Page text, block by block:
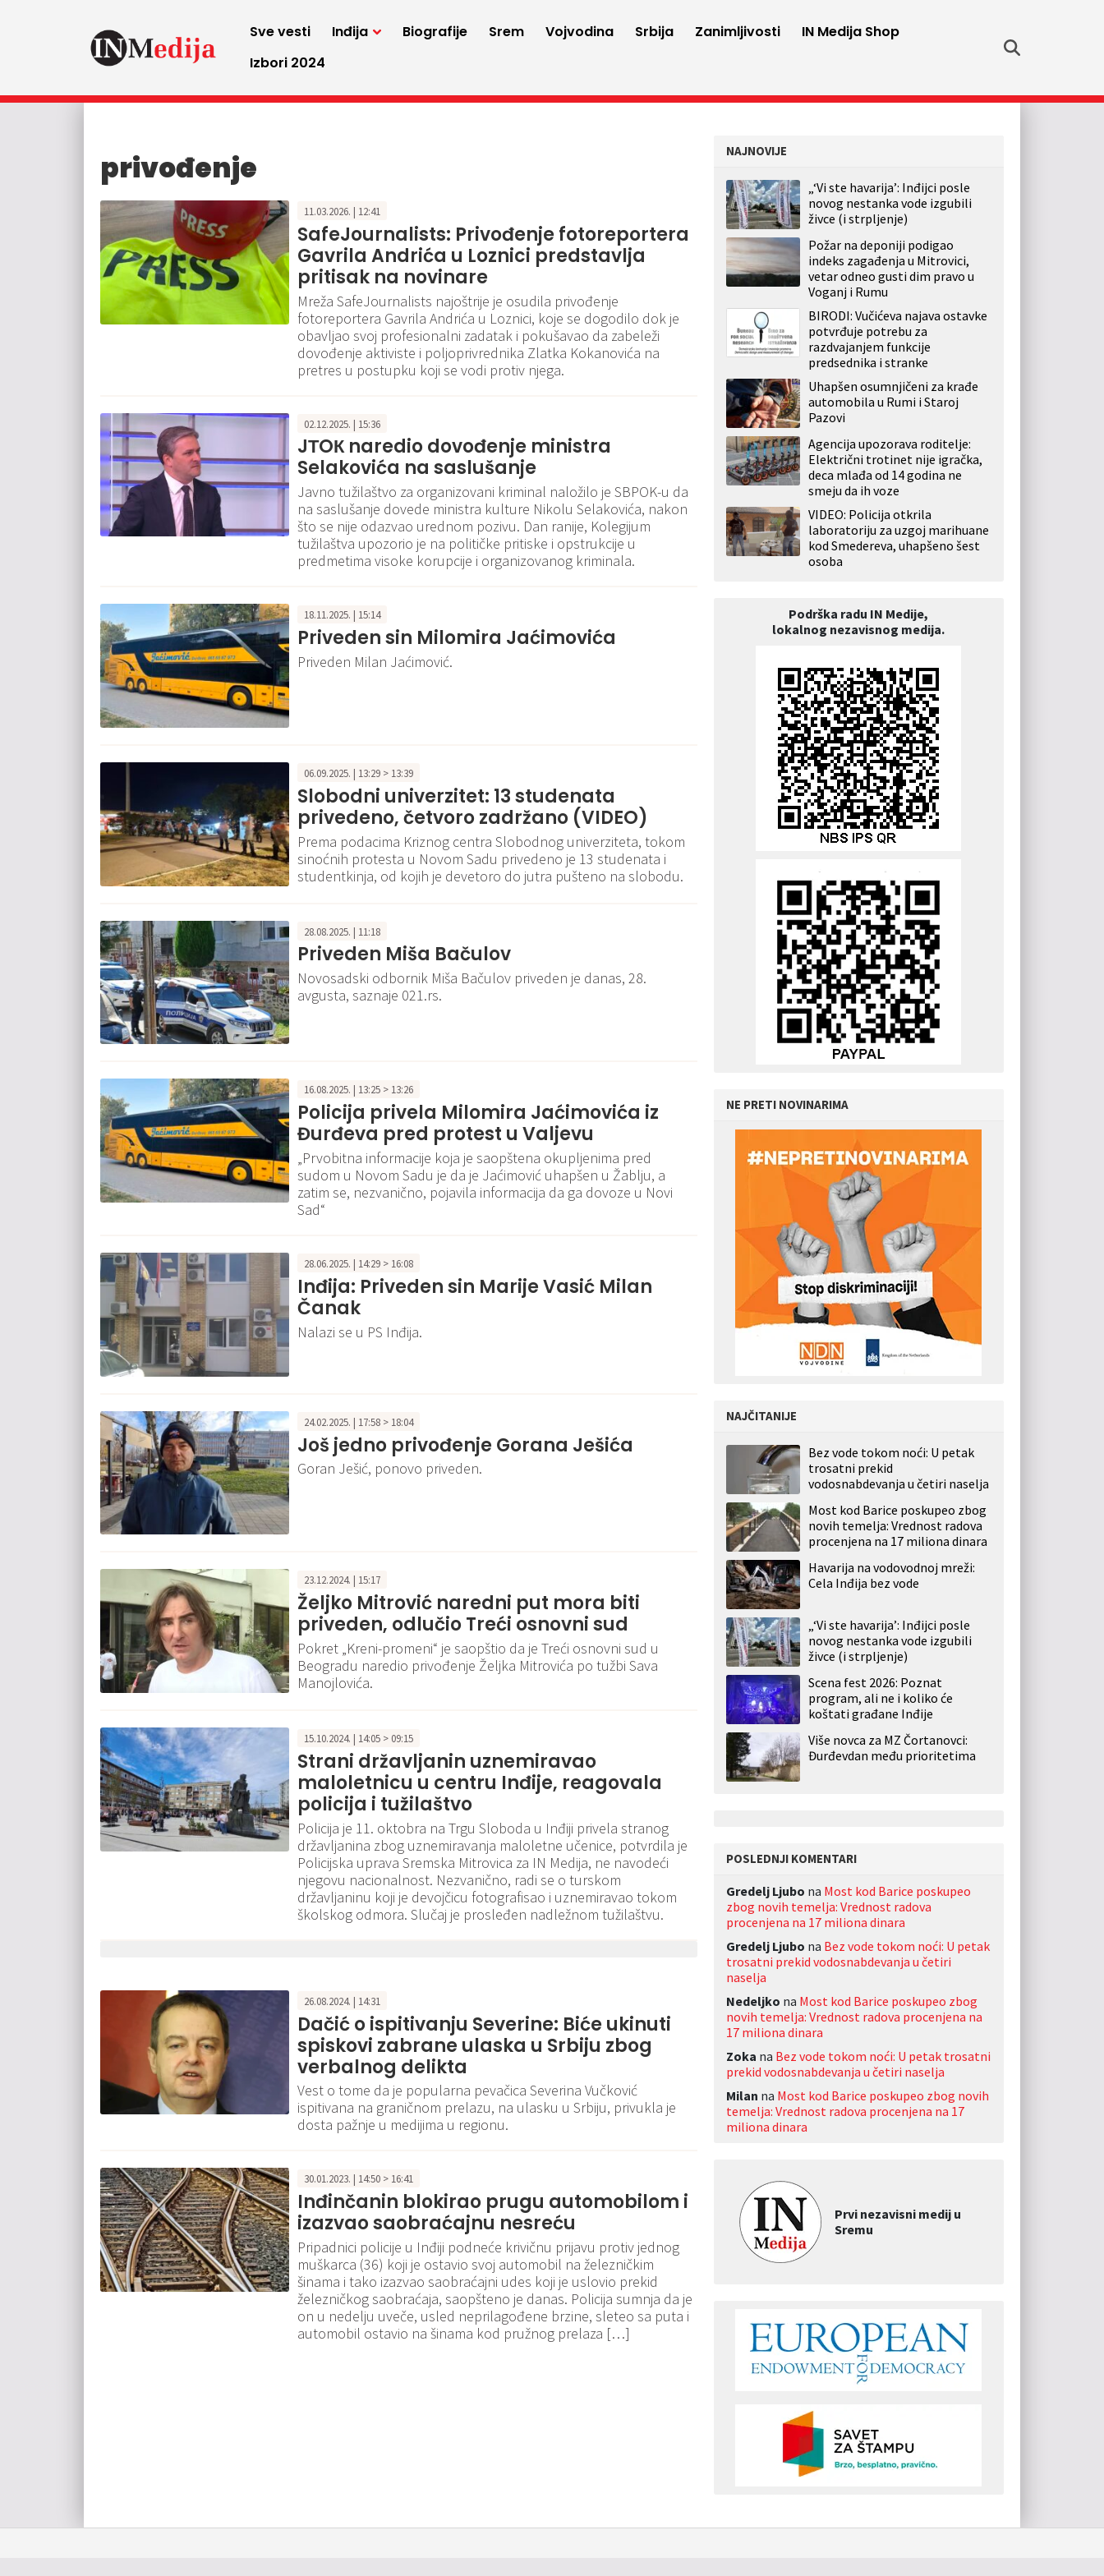
Sve vesti Inđija Biografije Srem Vojvodina Srbija Zanimljivosti
IN Medija Shop
Izbori 2024
privođenje
11.03.2026. | 12:41
SafeJournalists: Privođenje fotoreportera
Gavrila Andrića u Loznici predstavlja
pritisak na novinare
Mreža SafeJournalists najoštrije je osudila privođenje
fotoreportera Gavrila Andrića u Loznici, koje se dogodilo dok je
obavljao svoj profesionalni zadatak i pokušavao da zabeleži
dovođenje aktiviste i poljoprivrednika Zlatka Kokanovića na
pretres u postupku koji se vodi protiv njega.
02.12.2025. | 15:36
JТOК naredio dovođenje ministra
Selakovića na saslušanje
Javno tužilaštvo za organizovani kriminal naložilo je SBPOK-u da
na saslušanje dovede ministra kulture Nikolu Selakovića, nakon
što se nije odazvao urednom pozivu. Dan ranije, Kolegijum
tužilaštva upozorio je na političke pritiske i opstrukcije u
predmetima visoke korupcije i organizovanog kriminala.
18.11.2025. | 15:14
Priveden sin Milomira Jaćimovića
Priveden Milan Jaćimović.
06.09.2025. | 13:29 > 13:39
Slobodni univerzitet: 13 studenata
privedeno, četvoro zadržano (VIDEO)
Prema podacima Kriznog centra Slobodnog univerziteta, tokom
sinoćnih protesta u Novom Sadu privedeno je 13 studenata i
studentkinja, od kojih je devetoro do jutra pušteno na slobodu.
28.08.2025. | 11:18
Priveden Miša Bačulov
Novosadski odbornik Miša Bačulov priveden je danas, 28.
avgusta, saznaje 021.rs.
16.08.2025. | 13:25 > 13:26
Policija privela Milomira Jaćimovića iz
Đurđeva pred protest u Valjevu
„Prvobitna informacije koja je saopštena okupljenima pred
sudom u Novom Sadu je da je Jaćimović uhapšen u Žablju, a
zatim se, nezvanično, pojavila informacija da ga dovoze u Novi
Sad“
28.06.2025. | 14:29 > 16:08
Inđija: Priveden sin Marije Vasić Milan
Čanak
Nalazi se u PS Inđija.
24.02.2025. | 17:58 > 18:04
Još jedno privođenje Gorana Ješića
Goran Ješić, ponovo priveden.
23.12.2024. | 15:17
Željko Mitrović naredni put mora biti
priveden, odlučio Treći osnovni sud
Pokret „Kreni-promeni“ je saopštio da je Treći osnovni sud u
Beogradu naredio privođenje Željka Mitrovića po tužbi Sava
Manojlovića.
15.10.2024. | 14:05 > 09:15
Strani državljanin uznemiravao
maloletnicu u centru Inđije, reagovala
policija i tužilaštvo
Policija je 11. oktobra na Trgu Sloboda u Inđiji privela stranog
državljanina zbog uznemiravanja maloletne učenice, potvrdila je
Policijska uprava Sremska Mitrovica za IN Medija, ne navodeći
njegovu nacionalnost. Nezvanično, radi se o turskom
državljaninu koji je devojčicu fotografisao i uznemiravao tokom
školskog odmora. Slučaj je prosleđen nadležnom tužilaštvu.
26.08.2024. | 14:31
Dačić o ispitivanju Severine: Biće ukinuti
spiskovi zabrane ulaska u Srbiju zbog
verbalnog delikta
Vest o tome da je popularna pevačica Severina Vučković
ispitivana na graničnom prelazu, na ulasku u Srbiju, privukla je
dosta pažnje u medijima u regionu.
30.01.2023. | 14:50 > 16:41
Inđinčanin blokirao prugu automobilom i
izazvao saobraćajnu nesreću
Pripadnici policije u Inđiji podneće krivičnu prijavu protiv jednog
muškarca (36) koji je ostavio svoj automobil na železničkim
šinama i tako izazvao saobraćajni udes koji je uslovio prekid
železničkog saobraćaja, saopšteno je danas. Policija sumnja da je
on u nedelju uveče, usled neprilagođene brzine, sleteo sa puta i
automobil ostavio na šinama kod pružnog prelaza […]
NAJNOVIJE
„‘Vi ste havarija’: Inđijci posle
novog nestanka vode izgubili
živce (i strpljenje)
Požar na deponiji podigao
indeks zagađenja u Mitrovici,
vetar odneo gusti dim pravo u
Voganj i Rumu
BIRODI: Vučićeva najava ostavke
potvrđuje potrebu za
razdvajanjem funkcije
predsednika i stranke
Uhapšen osumnjičeni za krađe
automobila u Rumi i Staroj
Pazovi
Agencija upozorava roditelje:
Električni trotinet nije igračka,
deca mlađa od 14 godina ne
smeju da ih voze
VIDEO: Policija otkrila
laboratoriju za uzgoj marihuane
kod Smedereva, uhapšeno šest
osoba
Podrška radu IN Medije,
lokalnog nezavisnog medija.
NE PRETI NOVINARIMA
NAJČITANIJE
Bez vode tokom noći: U petak
trosatni prekid
vodosnabdevanja u četiri naselja
Most kod Barice poskupeo zbog
novih temelja: Vrednost radova
procenjena na 17 miliona dinara
Havarija na vodovodnoj mreži:
Cela Inđija bez vode
„‘Vi ste havarija’: Inđijci posle
novog nestanka vode izgubili
živce (i strpljenje)
Scena fest 2026: Poznat
program, ali ne i koliko će
koštati građane Inđije
Više novca za MZ Čortanovci:
Đurđevdan među prioritetima
POSLEDNJI KOMENTARI
Gredelj Ljubo na Most kod Barice poskupeo
zbog novih temelja: Vrednost radova
procenjena na 17 miliona dinara
Gredelj Ljubo na Bez vode tokom noći: U petak
trosatni prekid vodosnabdevanja u četiri
naselja
Nedeljko na Most kod Barice poskupeo zbog
novih temelja: Vrednost radova procenjena na
17 miliona dinara
Zoka na Bez vode tokom noći: U petak trosatni
prekid vodosnabdevanja u četiri naselja
Milan na Most kod Barice poskupeo zbog novih
temelja: Vrednost radova procenjena na 17
miliona dinara
Prvi nezavisni medij u
Sremu